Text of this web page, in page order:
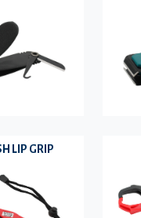
LIP GRIP